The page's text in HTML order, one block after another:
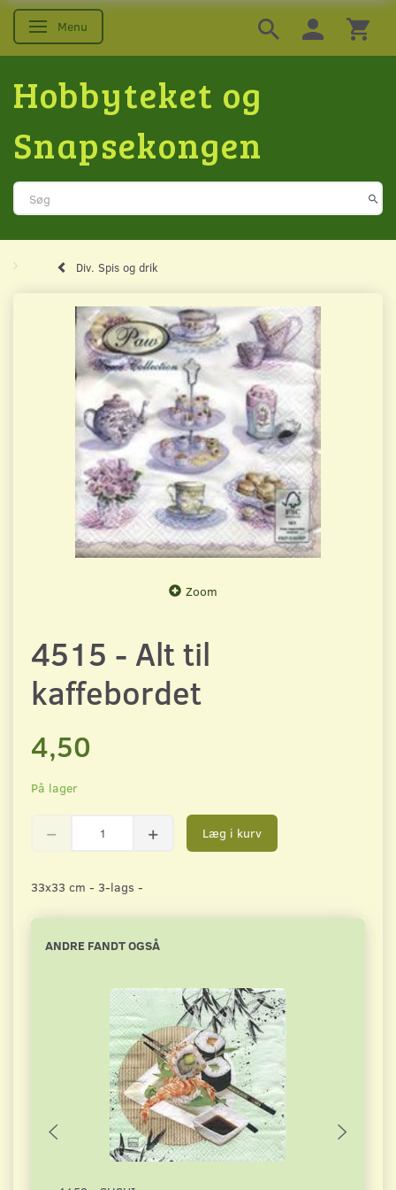
Skifte navigation
Menu
Hobbyteket og
Snapsekongen
Div. Spis og drik
Zoom
4515 - Alt til
kaffebordet
4,50
På lager
Læg i kurv
33x33 cm - 3-lags -
ANDRE FANDT OGSÅ